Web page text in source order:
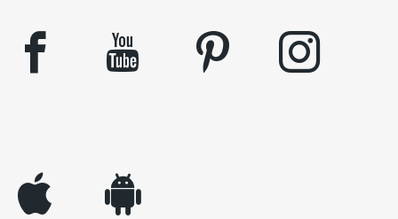
facebook youtube pinterest instagram
appleinc android